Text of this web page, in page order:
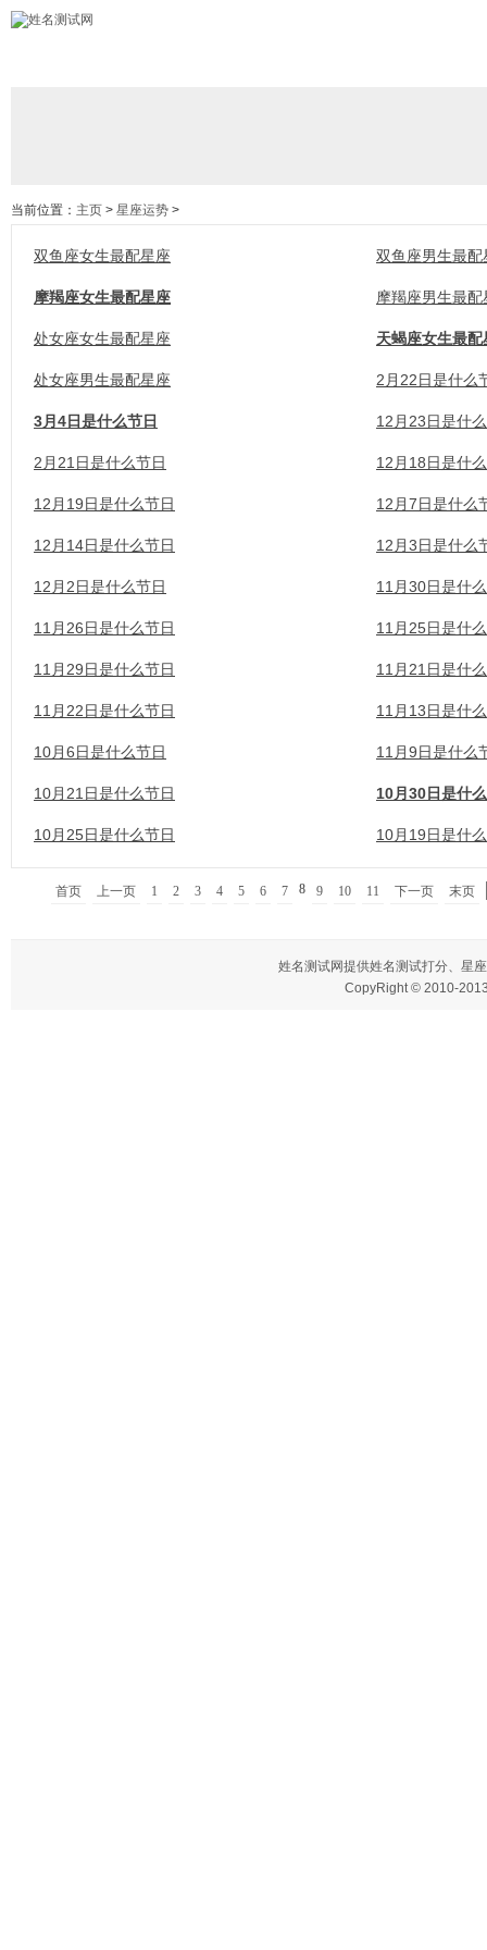
当前位置： 主页 > 星座运势 >
双鱼座女生最配星座 双鱼座男生最配
摩羯座女生最配星座 摩羯座男生最配
处女座女生最配星座 天蝎座女生最配
处女座男生最配星座 2月22日是什么
3月4日是什么节日 12月23日是什
2月21日是什么节日 12月18日是什
12月19日是什么节日 12月7日是什么
12月14日是什么节日 12月3日是什么
12月2日是什么节日 11月30日是什
11月26日是什么节日 11月25日是什
11月29日是什么节日 11月21日是什
11月22日是什么节日 11月13日是什
10月6日是什么节日 11月9日是什么
10月21日是什么节日 10月30日是什
10月25日是什么节日 10月19日是什
首页 上一页 1 2 3 4 5 6 7 8 9 10 11 下一页 末页
姓名测试网提供姓名测试打分、星
CopyRight © 2010-